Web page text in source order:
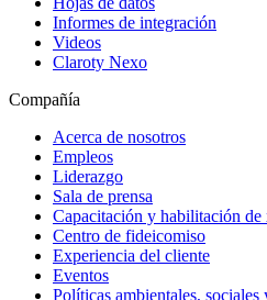
Informes de integración
Videos
Claroty Nexo
Compañía
Acerca de nosotros
Empleos
Liderazgo
Sala de prensa
Capacitación y habilitación de
Centro de fideicomiso
Experiencia del cliente
Eventos
Políticas ambientales, sociales